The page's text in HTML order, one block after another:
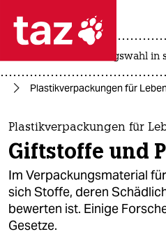
 taz zahl
taz zahl ich
themen
politik
öko
gesellschaft
landtagswahl in
Plastikverpackungen für
Plastikverpackungen für
Giftstoffe und
Im Verpackungsmaterial
sich Stoffe, deren
bewerten ist. Einige
Gesetze.